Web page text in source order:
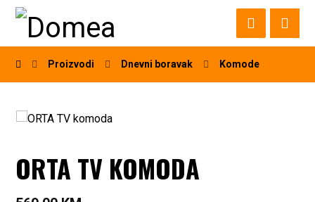
Proizvodi Dnevni boravak Komode
ORTA TV KOMODA